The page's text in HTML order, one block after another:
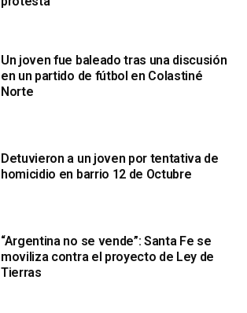
Un joven fue baleado tras una discusión
en un partido de fútbol en Colastiné
Norte
Detuvieron a un joven por tentativa de
homicidio en barrio 12 de Octubre
“Argentina no se vende”: Santa Fe se
moviliza contra el proyecto de Ley de
Tierras